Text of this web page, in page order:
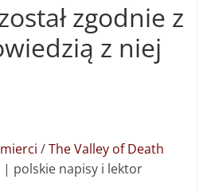
zgodnie z
z niej
/The Valley of Death
polskie napisy i lektor